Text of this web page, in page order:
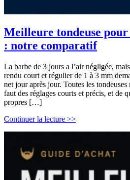
Meilleure tondeuse
: notre comparatif
La barbe de 3 jours a l’air négligée,
rendu court et régulier de 1 à 3 mm
net jour après jour. Toutes les
faut des réglages courts et précis, et de
propres […]
Meilleure
Continuer la lecture >>